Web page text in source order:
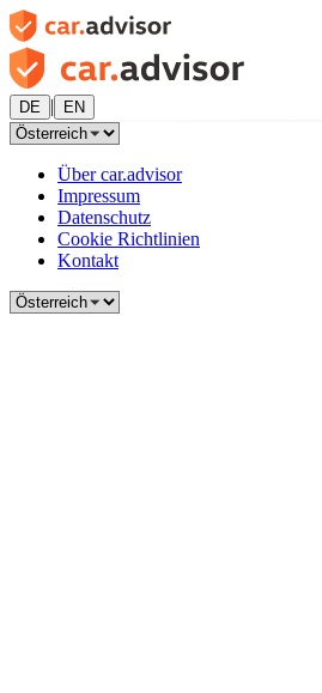
DE | EN
Über car.advisor
Impressum
Datenschutz
Cookie Richtlinien
Kontakt